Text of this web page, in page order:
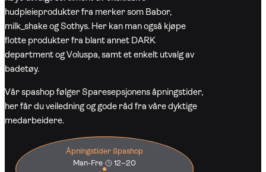
hudpleieprodukter fra merker som Babor,
milk_shake og Sothys. Her kan man også kjøpe
flotte produkter fra blant annet DARK
department og Voluspa, samt et enkelt utvalg av
badetøy.
Vår spashop følger Sparesepsjonens åpningstider,
her får du veiledning og gode råd fra våre dyktige
medarbeidere.
Åpningstider Spashop
Man-Fre
12–20